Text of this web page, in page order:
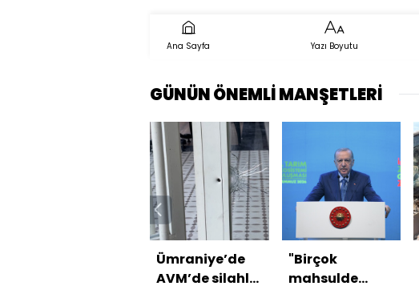
Ana Sayfa Yazı Boyutu
GÜNÜN ÖNEMLİ MANŞETLERİ
Ümraniye’de
AVM’de silahlı
"Birçok
mahsulde